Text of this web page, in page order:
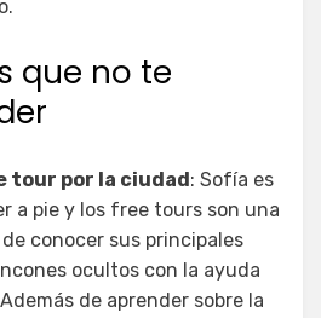
que no te
tour por la ciudad: Sofía es
a pie y los free tours son una
conocer sus principales
ocultos con la ayuda
de aprender sobre la